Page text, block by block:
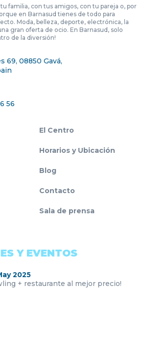
familia, con tus amigos, con tu pareja o, por
en Barnasud tienes de todo para
Moda, belleza, deporte, electrónica, la
gran oferta de ocio. En Barnasud, solo
de la diversión!
69, 08850 Gavá,
56
El Centro
Horarios y Ubicación
Blog
Contacto
Sala de prensa
Y EVENTOS
2025
+ restaurante al mejor precio!